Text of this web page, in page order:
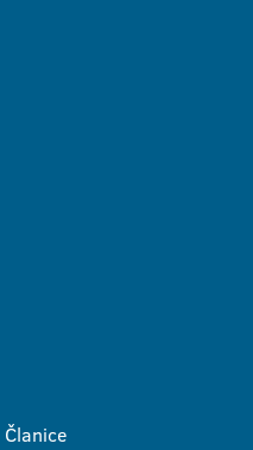
Članice